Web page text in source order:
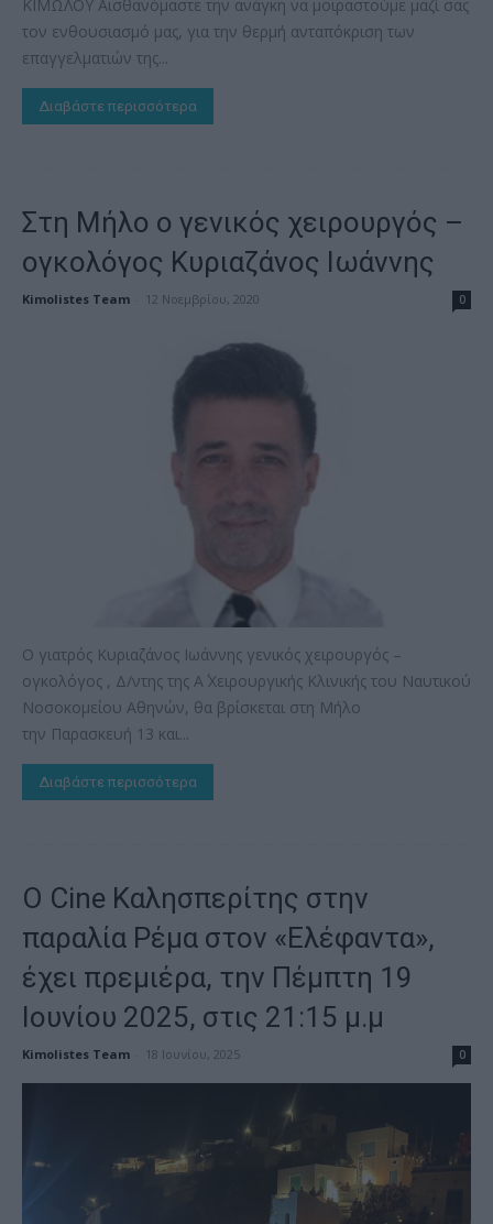
ΚΙΜΩΛΟΥ Αισθανόμαστε την ανάγκη να μοιραστούμε μαζί σας
τον ενθουσιασμό μας, για την θερμή ανταπόκριση των
επαγγελματιών της...
Διαβάστε περισσότερα
Στη Μήλο ο γενικός χειρουργός –
ογκολόγος Κυριαζάνος Ιωάννης
Kimolistes Team 12 Νοεμβρίου, 2020 0
Ο γιατρός Κυριαζάνος Ιωάννης γενικός χειρουργός –
ογκολόγος , Δ/ντης της Α΄ Χειρουργικής Κλινικής του Ναυτικού
Νοσοκομείου Αθηνών, θα βρίσκεται στη Μήλο
την Παρασκευή 13 και...
Διαβάστε περισσότερα
Ο Cine Καλησπερίτης στην
παραλία Ρέμα στον «Ελέφαντα»,
έχει πρεμιέρα, την Πέμπτη 19
Ιουνίου 2025, στις 21:15 μ.μ
Kimolistes Team 18 Ιουνίου, 2025 0